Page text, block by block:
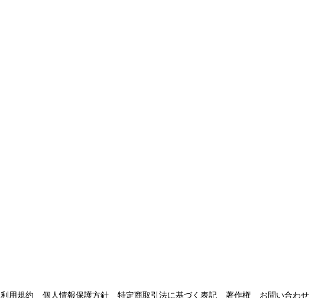
利用規約 個人情報保護方針 特定商取引法に基づく表記 著作権 お問い合わせ